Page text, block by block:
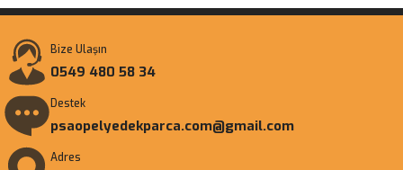
Bize Ulaşın
0549 480 58 34
Destek
psaopelyedekparca.com@gmail.com
Adres